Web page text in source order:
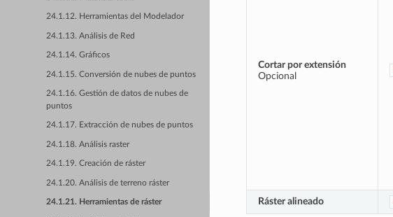
24.1.12. Herramientas del Modelador
24.1.13. Análisis de Red
24.1.14. Gráficos
24.1.15. Conversión de nubes de puntos
24.1.16. Gestión de datos de nubes de
puntos
24.1.17. Extracción de nubes de puntos
24.1.18. Análisis raster
24.1.19. Creación de ráster
24.1.20. Análisis de terreno ráster
24.1.21. Herramientas de ráster
Cortar por extensión
Opcional
Ráster alineado